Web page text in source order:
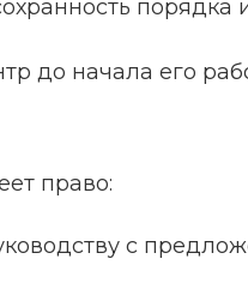
порядка
до начала его
право:
с